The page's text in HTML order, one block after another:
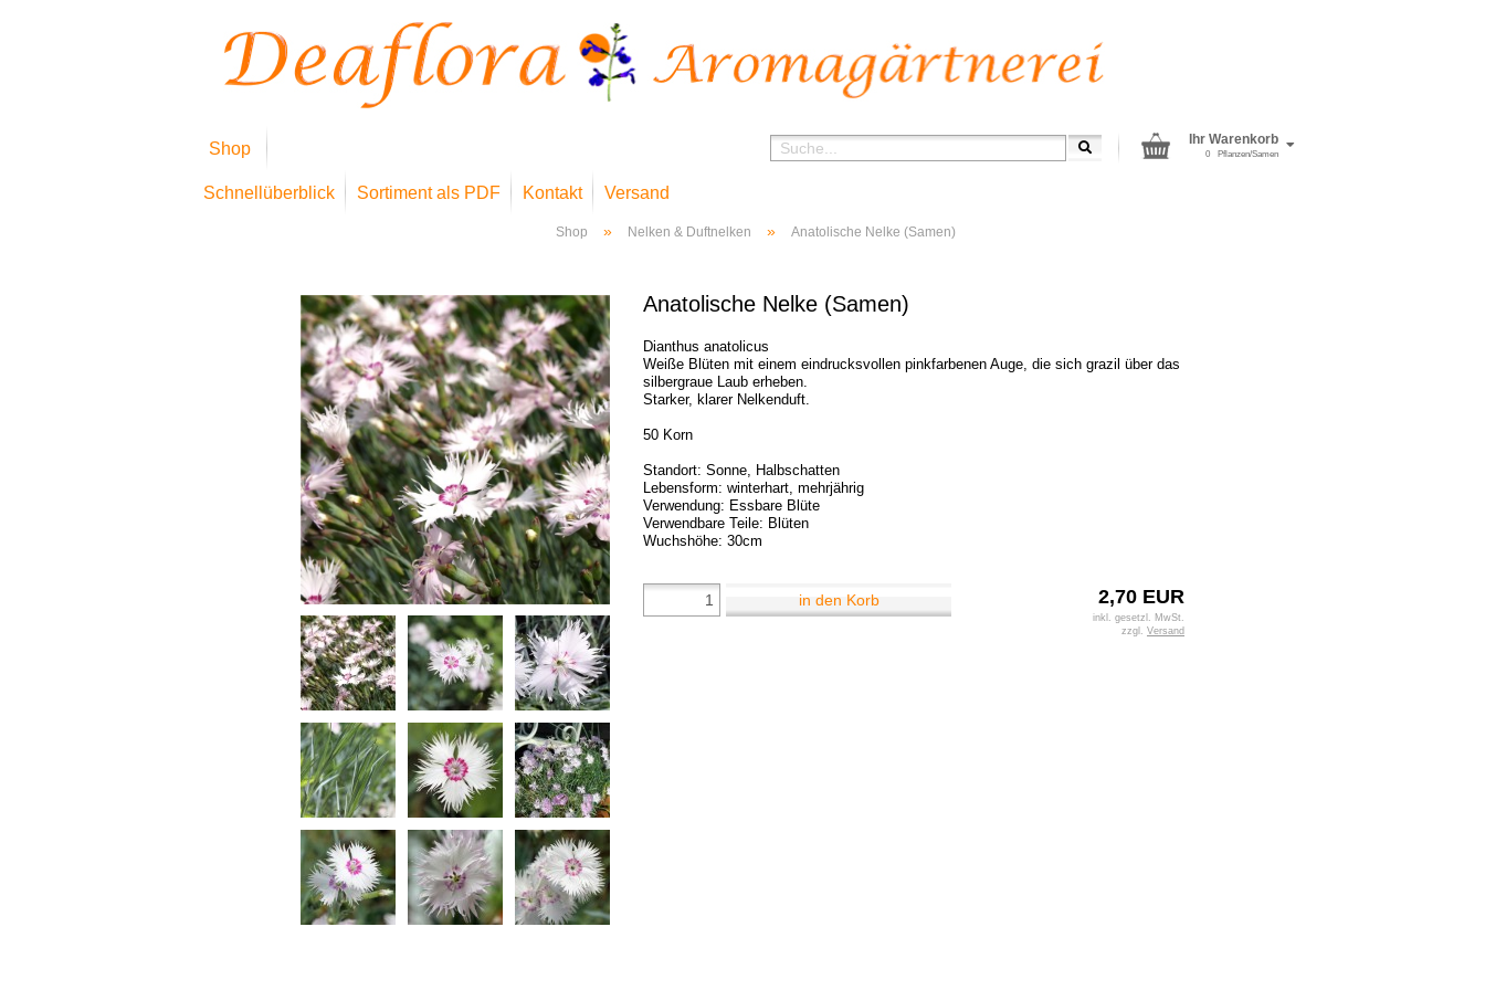
Shop
Schnellüberblick Sortiment als PDF Kontakt Versand
Ihr Warenkorb
Pflanzen/Samen
0
Shop » Nelken & Duftnelken » Anatolische Nelke (Samen)
Anatolische Nelke (Samen)
Dianthus anatolicus
Weiße Blüten mit einem eindrucksvollen pinkfarbenen Auge, die sich grazil über das
silbergraue Laub erheben.
Starker, klarer Nelkenduft.
50 Korn
Standort: Sonne, Halbschatten
Lebensform: winterhart, mehrjährig
Verwendung: Essbare Blüte
Verwendbare Teile: Blüten
Wuchshöhe: 30cm
2,70 EUR
inkl. gesetzl. MwSt.
zzgl. Versand
in den Korb